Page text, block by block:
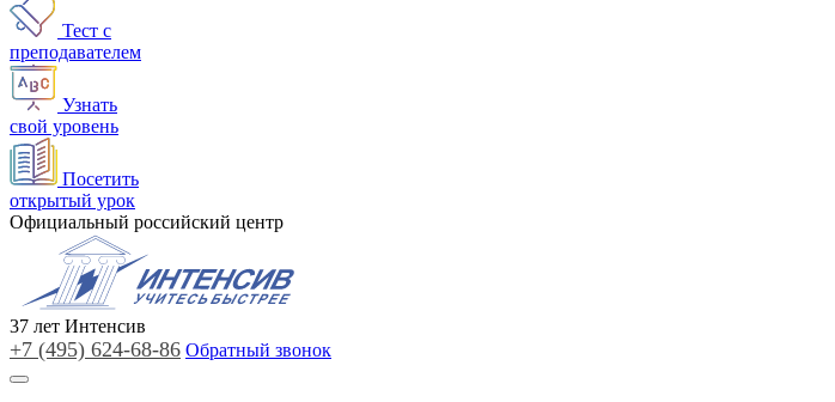
Тест с
преподавателем
Узнать
свой уровень
Посетить
открытый урок
Официальный российский центр
37 лет Интенсив
+7 (495) 624-68-86 Обратный звонок